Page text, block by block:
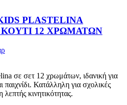
PLASTELINA
ΚΟΥΤΙ 12 ΧΡΩΜΑΤΩΝ
σε σετ 12 χρωμάτων, ιδανική για
παιχνίδι. Κατάλληλη για σχολικές
κινητικότητας.